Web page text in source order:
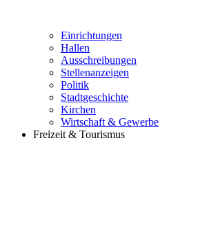
Einrichtungen
Hallen
Ausschreibungen
Stellenanzeigen
Politik
Stadtgeschichte
Kirchen
Wirtschaft & Gewerbe
Freizeit & Tourismus